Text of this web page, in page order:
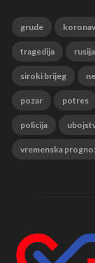
grude
tragedija rusija
siroki brijeg
pozar potres
policija
vremenska